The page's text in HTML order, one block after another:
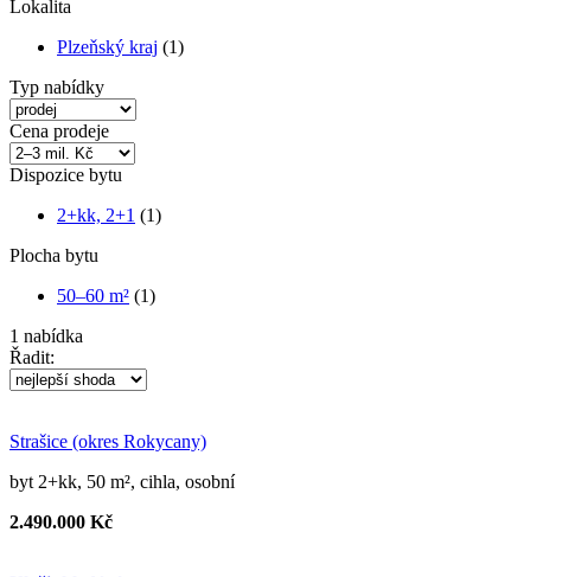
Lokalita
Plzeňský kraj (1)
Typ nabídky
Cena prodeje
Dispozice bytu
2+kk, 2+1 (1)
Plocha bytu
50–60 m² (1)
1 nabídka
Řadit:
Strašice (okres Rokycany)
byt 2+kk, 50 m², cihla, osobní
2.490.000 Kč